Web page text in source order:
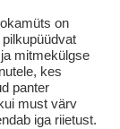
on
mitmekülgse
kes
panter
must värv
iga riietust.